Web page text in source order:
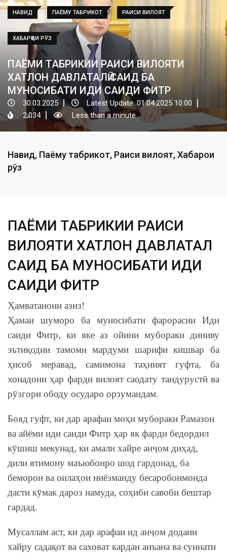
НАВИД ПАЁМУ ТАБРИКОТ РАИСИ ВИЛОЯТ
ХАБАРҲОИ РӮЗ
ПАЁМИ ТАБРИКИИ РАИСИ ВИЛОЯТИ
ХАТЛОН ДАВЛАТАЛӢ САИД БА
МУНОСИБАТИ ИДИ САИДИ ФИТР
30.03.2025
Latest Update: 01.04.2025 10:00
2,034
Less than a minute
Навид, Паёму табрикот, Раиси вилоят,Хабарҳои
рӯз
ПАЁМИ ТАБРИКИИ РАИСИ
ВИЛОЯТИ ХАТЛОН ДАВЛАТАЛӢ
САИД БА МУНОСИБАТИ ИДИ
САИДИ ФИТР
Ҳамватанони азиз!
Ҳамаи шуморо ба муносибати фарорасии Иди
саиди Фитр, ки яке аз ойини мубораки диниву
эътиқодии тамоми мардуми шарифи кишвар ба
ҳисоб меравад, самимона таҳният гуфта, ба
хонадони ҳар фарди вилоят саодату тандурустӣ ва
рӯзгори ободу осударо орзумандам.
Бояд гуфт, ки дар арафаи моҳи мубораки Рамазон
ва айёми иди саиди Фитр ҳар як фарди бедордил
кӯшиш мекунад, ки амали хайре анҷом диҳад,
дили ятимону маъюбонро шод гардонад, ба
беморон ва оилаҳои ниёзманду бесаробонмонда
дасти кӯмак дароз намуда, соҳиби савоби бештар
гардад.
Мусаллам аст, ки дар арафаи ид анҷом додани
хайру садақот ва саховат кардан анъана ва суннати